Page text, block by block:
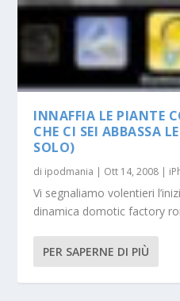
INNAFFIA LE PIANTE
CHE CI SEI ABBASSA
SOLO)
di ipodmania | Ott 14, 2008 |
Vi segnaliamo volentieri
dinamica domotic factory
PER SAPERNE DI PIÙ